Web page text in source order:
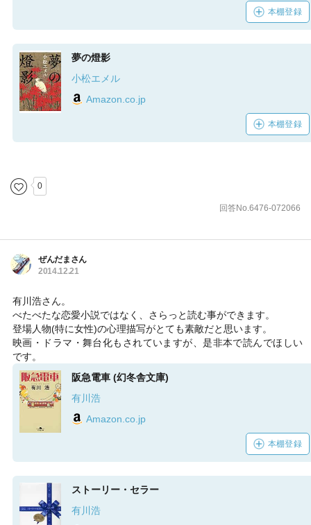
本棚登録
夢の燈影
小松エメル
Amazon.co.jp
本棚登録
0
回答No.6476-072066
ぜんだまさん
2014.12.21
有川浩さん。
べたべたな恋愛小説ではなく、さらっと読む事ができます。
登場人物(特に女性)の心理描写がとても素敵だと思います。
映画・ドラマ・舞台化もされていますが、是非本で読んでほしい
です。
阪急電車 (幻冬舎文庫)
有川浩
Amazon.co.jp
本棚登録
ストーリー・セラー
有川浩